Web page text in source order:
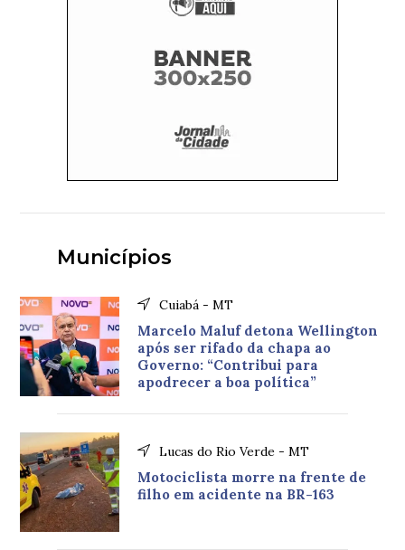
Municípios
Cuiabá - MT
Marcelo Maluf detona Wellington
após ser rifado da chapa ao
Governo: “Contribui para
apodrecer a boa política”
Lucas do Rio Verde - MT
Motociclista morre na frente de
filho em acidente na BR-163